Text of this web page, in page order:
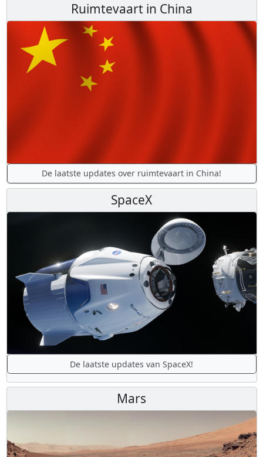
Ruimtevaart in China
De laatste updates over ruimtevaart in China!
SpaceX
De laatste updates van SpaceX!
Mars